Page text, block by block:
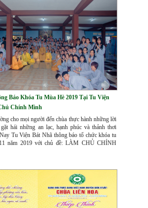
Báo Khóa Tu Mùa Hè 2019 Tại Tu Viện
Chính Mình
cho mọi người đến chùa thực hành những lời
hái những an lạc, hạnh phúc và thảnh thơi
Tu Viện Bát Nhã thông báo tổ chức khóa tu
năm 2019 với chủ đề: LÀM CHỦ CHÍNH